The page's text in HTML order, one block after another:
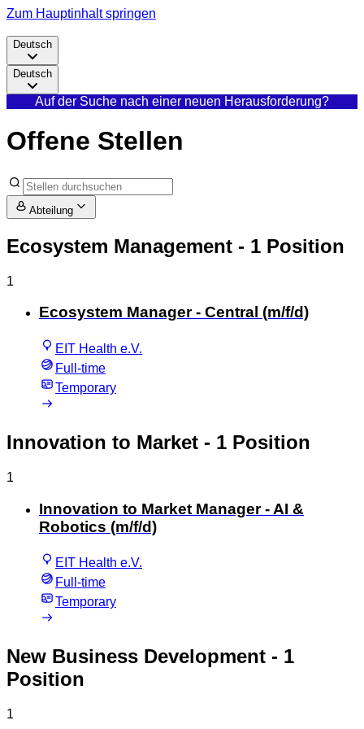
Zum Hauptinhalt springen
Deutsch
Deutsch
Auf der Suche nach einer neuen Herausforderung?
Offene Stellen
Abteilung
Ecosystem Management - 1 Position
1
Ecosystem Manager - Central (m/f/d)
EIT Health e.V.
Full-time
Temporary
Innovation to Market - 1 Position
1
Innovation to Market Manager - AI &
Robotics (m/f/d)
EIT Health e.V.
Full-time
Temporary
New Business Development - 1
Position
1